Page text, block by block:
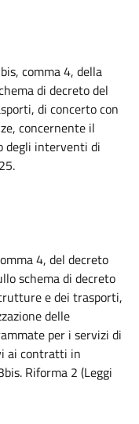
comma 4, della
di decreto del
di concerto con
concernente il
degli interventi di
4, del decreto
schema di decreto
e dei trasporti,
delle
per i servizi di
ai contratti in
Riforma 2 (Leggi